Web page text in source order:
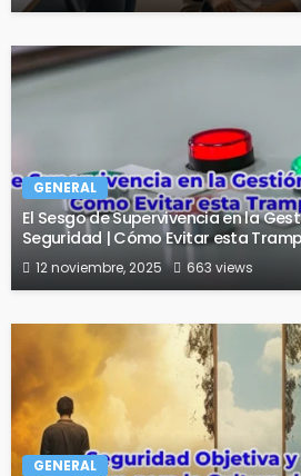
GENERAL
El Sesgo de Supervivencia en la
Seguridad | Cómo Evitar esta
12 noviembre, 2025 663 views
GENERAL